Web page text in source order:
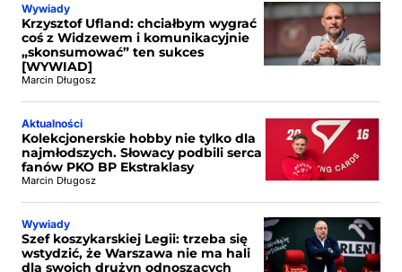
Wywiady
Krzysztof Ufland: chciałbym wygrać
coś z Widzewem i komunikacyjnie
„skonsumować” ten sukces
[WYWIAD]
Marcin Długosz
Aktualności
Kolekcjonerskie hobby nie tylko dla
najmłodszych. Słowacy podbili serca
fanów PKO BP Ekstraklasy
Marcin Długosz
Wywiady
Szef koszykarskiej Legii: trzeba się
wstydzić, że Warszawa nie ma hali
dla swoich drużyn odnoszących